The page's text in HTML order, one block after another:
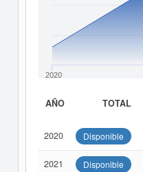
2020
AÑO TOTAL
2020 Disponible
2021 Disponible